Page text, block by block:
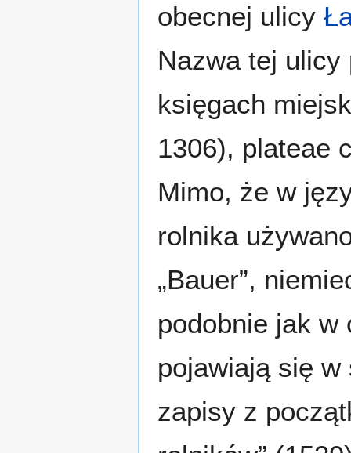
obecnej ulicy
Nazwa tej ulicy
księgach
1306), plateae
Mimo, że w
rolnika
„Bauer”,
podobnie jak w
pojawiają się w
zapisy z